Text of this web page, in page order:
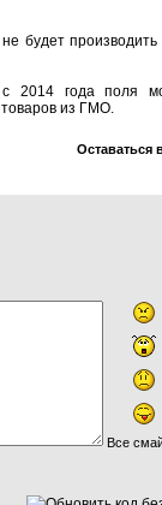
будет производить
2014 года поля
из ГМО.
Оставаться
Все